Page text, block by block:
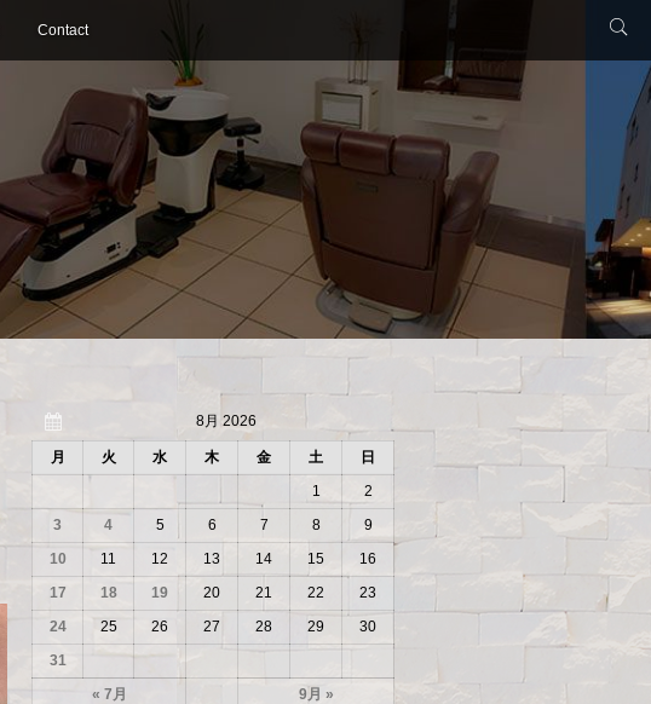
Contact
8月 2026
月 火 水 木 金 土
日
1
2
3
4 5 6 7 8
9
10
11 12 13 14 15
16
17
18 19 20 21 22
23
24
25 26 27 28 29
30
31
« 7月
9月 »